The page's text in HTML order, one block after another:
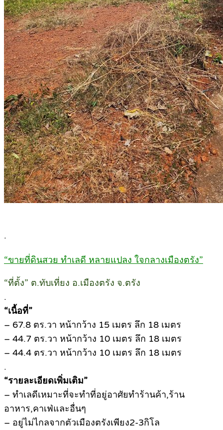
.
“ขายที่ดินสวย ทำเลดี หลายแปลง ใจกลางเมืองตรัง”
“ที่ตั้ง” ต.ทับเที่ยง อ.เมืองตรัง จ.ตรัง
.
“เนื้อที่”
– 67.8 ตร.วา หน้ากว้าง 15 เมตร ลึก 18 เมตร
– 44.7 ตร.วา หน้ากว้าง 10 เมตร ลึก 18 เมตร
– 44.4 ตร.วา หน้ากว้าง 10 เมตร ลึก 18 เมตร
.
“รายละเอียดเพิ่มเติม”
– ทำเลดีเหมาะที่จะทำที่อยู่อาศัยทำร้านค้า,ร้าน
อาหาร,คาเฟ่และอื่นๆ
– อยู่ไม่ไกลจากตัวเมืองตรังเพียง2-3กิโล